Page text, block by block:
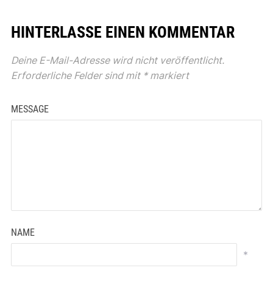
HINTERLASSE EINEN KOMMENTAR
Deine E-Mail-Adresse wird nicht veröffentlicht.
Erforderliche Felder sind mit *markiert
MESSAGE
NAME
*